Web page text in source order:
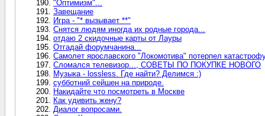
"Оптимизм"...
Завещание
Игра - "* вызывает **"
Снятся людям иногда их родные города...
отдаю 2 скидочные карты от Лауры
Отгадай форумчанина...
Самолет ярославского "Локомотива" потерпел
Сломался телевизор..., СОВЕТЫ ПО ПОКУПКЕ НОВОГО
Музыка - lossless. Где найти? Делимся :)
субботний сейшен на природе.
Накидайте что посмотреть в Москве
Как удивить жену?
Диалог вопросами.